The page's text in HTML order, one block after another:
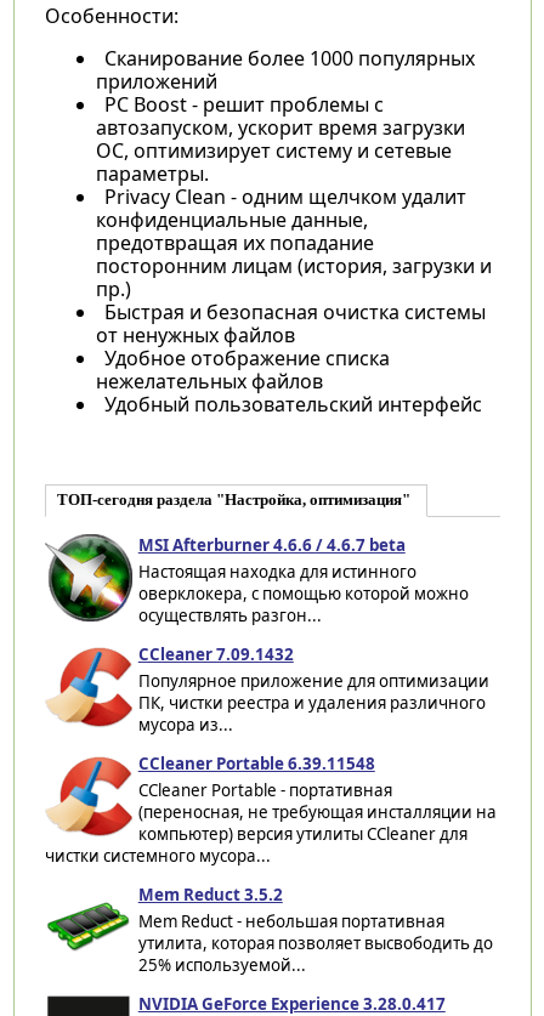
Особенности:
Сканирование более 1000 популярных
приложений
PC Boost - решит проблемы с
автозапуском, ускорит время загрузки
ОС, оптимизирует систему и сетевые
параметры.
Privacy Clean - одним щелчком удалит
конфиденциальные данные,
предотвращая их попадание
посторонним лицам (история, загрузки и
пр.)
Быстрая и безопасная очистка системы
от ненужных файлов
Удобное отображение списка
нежелательных файлов
Удобный пользовательский интерфейс
ТОП-сегодня раздела "Настройка, оптимизация"
MSI Afterburner 4.6.6 / 4.6.7 beta
Настоящая находка для истинного
оверклокера, с помощью которой можно
осуществлять разгон...
CCleaner 7.09.1432
Популярное приложение для оптимизации
ПК, чистки реестра и удаления различного
мусора из...
CCleaner Portable 6.39.11548
CCleaner Portable - портативная
(переносная, не требующая инсталляции на
компьютер) версия утилиты CCleaner для
чистки системного мусора...
Mem Reduct 3.5.2
Mem Reduct - небольшая портативная
утилита, которая позволяет высвободить до
25% используемой...
NVIDIA GeForce Experience 3.28.0.417